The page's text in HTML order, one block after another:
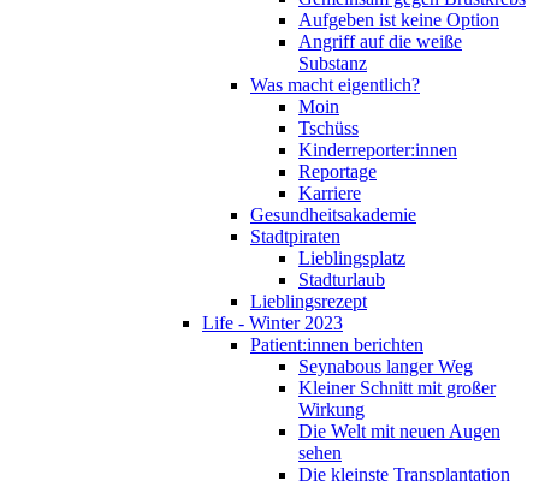
Aufgeben ist keine Option
Angriff auf die weiße
Substanz
Was macht eigentlich?
Moin
Tschüss
Kinderreporter:innen
Reportage
Karriere
Gesundheitsakademie
Stadtpiraten
Lieblingsplatz
Stadturlaub
Lieblingsrezept
Life - Winter 2023
Patient:innen berichten
Seynabous langer Weg
Kleiner Schnitt mit großer
Wirkung
Die Welt mit neuen Augen
sehen
Die kleinste Transplantation